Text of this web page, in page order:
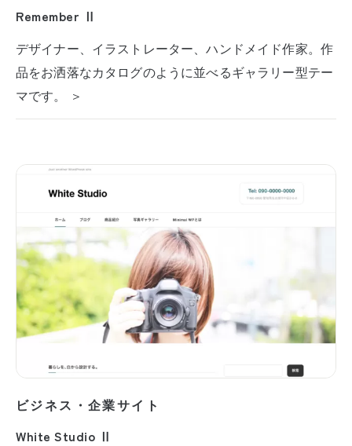
Remember Ⅱ
デザイナー、イラストレーター、ハンドメイド作家。作
品をお洒落なカタログのように並べるギャラリー型テー
マです。 ＞
ビジネス・企業サイト
White Studio Ⅱ